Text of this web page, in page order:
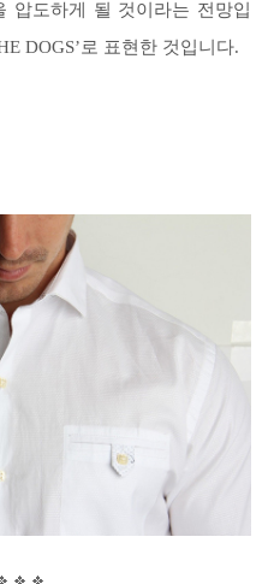
압도하게 될 것이라는 전망입
DOGS’로 표현한 것입니다.